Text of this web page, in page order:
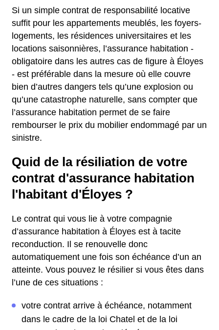
Si un simple contrat de responsabilité locative
suffit pour les appartements meublés, les foyers-
logements, les résidences universitaires et les
locations saisonnières, l’assurance habitation -
obligatoire dans les autres cas de figure à Éloyes
- est préférable dans la mesure où elle couvre
bien d’autres dangers tels qu’une explosion ou
qu’une catastrophe naturelle, sans compter que
l’assurance habitation permet de se faire
rembourser le prix du mobilier endommagé par un
sinistre.
Quid de la résiliation de votre
contrat d'assurance habitation
l'habitant d'Éloyes ?
Le contrat qui vous lie à votre compagnie
d’assurance habitation à Éloyes est à tacite
reconduction. Il se renouvelle donc
automatiquement une fois son échéance d’un an
atteinte. Vous pouvez le résilier si vous êtes dans
l’une de ces situations :
votre contrat arrive à échéance, notamment
dans le cadre de la loi Chatel et de la loi